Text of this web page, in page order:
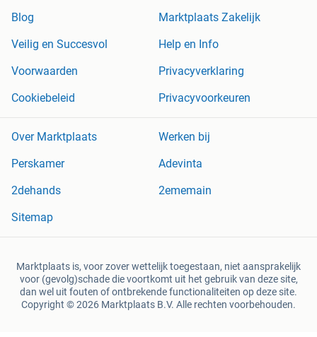
Blog
Marktplaats Zakelijk
Veilig en Succesvol
Help en Info
Voorwaarden
Privacyverklaring
Cookiebeleid
Privacyvoorkeuren
Over Marktplaats
Werken bij
Perskamer
Adevinta
2dehands
2ememain
Sitemap
Marktplaats is, voor zover wettelijk toegestaan, niet aansprakelijk
voor (gevolg)schade die voortkomt uit het gebruik van deze site,
dan wel uit fouten of ontbrekende functionaliteiten op deze site.
Copyright © 2026 Marktplaats B.V. Alle rechten voorbehouden.